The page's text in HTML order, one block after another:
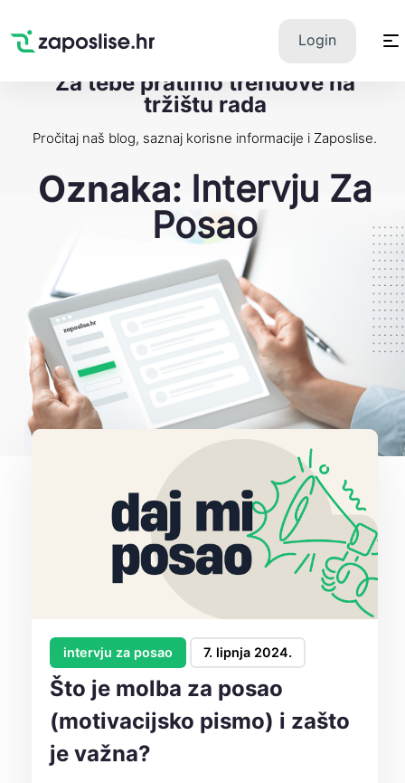
Login
Za tebe pratimo trendove na
tržištu rada
Pročitaj naš blog, saznaj korisne informacije i Zaposlise.
Oznaka: Intervju Za
Posao
intervju za posao 7. lipnja 2024.
Što je molba za posao
(motivacijsko pismo) i zašto
je važna?
×
Swipe Match Chat
Google Play
PREUZMI